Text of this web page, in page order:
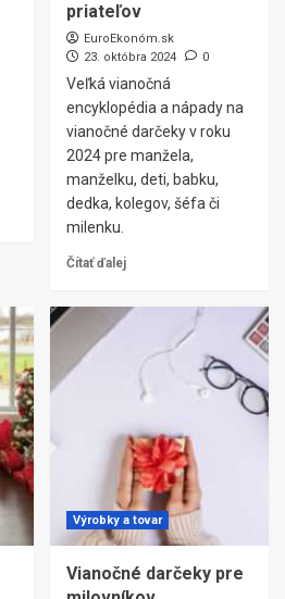
priateľov
EuroEkonóm.sk
23. októbra 2024
0
Veľká vianočná
encyklopédia a nápady na
vianočné darčeky v roku
2024 pre manžela,
manželku, deti, babku,
dedka, kolegov, šéfa či
milenku.
Čítať ďalej
Výrobky a tovar
Vianočné darčeky pre